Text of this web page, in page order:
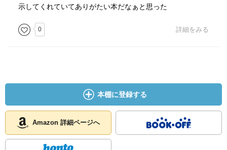
示してくれていてありがたい本だなぁと思った
0 詳細をみる
本棚に登録する
Amazon 詳細ページへ